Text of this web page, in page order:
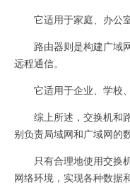
它适用于家庭、办公室
路由器则是构建广域网
远程通信。
它适用于企业、学校、
综上所述，交换机和路
别负责局域网和广域网的
只有合理地使用交换机
网络环境，实现各种数据